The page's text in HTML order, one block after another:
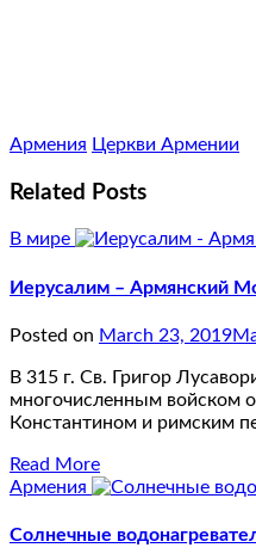
Армения Церкви Армении
Related Posts
В мире
Иерусалим – Армянский
Posted on March 23, 2019
В 315 г. Св. Григор
многочисленным войском
Константином и римским
Read More
Армения
Солнечные